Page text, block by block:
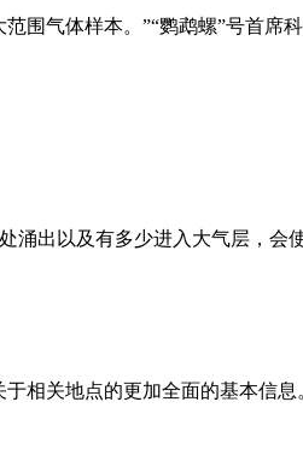
气体样本。”“鹦鹉螺”号首席科
涌出以及有多少进入大气层，会
相关地点的更加全面的基本信息